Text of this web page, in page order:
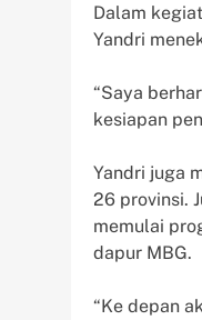
Dalam
Yandri
“Saya
kesiapan
Yandri juga
26 provinsi.
memulai
dapur MBG.
“Ke depan